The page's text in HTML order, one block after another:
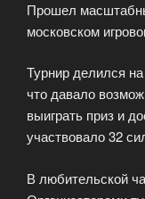
Прошел
московском
Турнир делился
что давало
выиграть приз и
участвовало 32
В любительской